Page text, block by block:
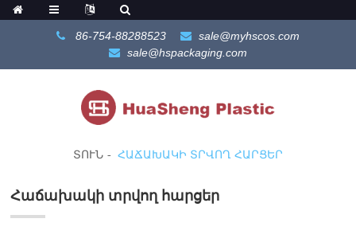
86-754-88288523
sale@myhscos.com
sale@hspackaging.com
ՏՈՒՆ ՀԱՃԱԽԱԿԻ ՏՐՎՈՂ ՀԱՐՑԵՐ
Հաճախակի տրվող հարցեր